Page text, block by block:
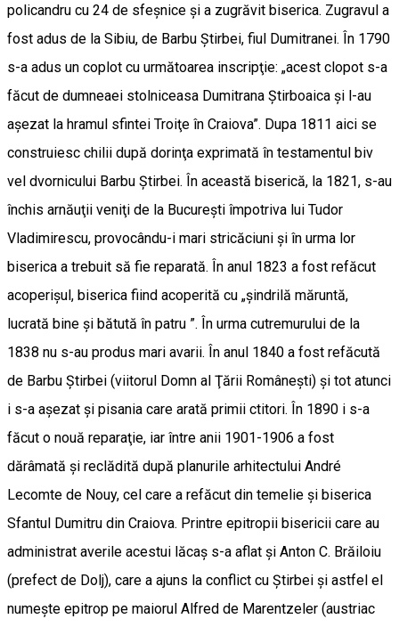
policandru cu 24 de sfeşnice şi a zugrăvit biserica. Zugravul a
fost adus de la Sibiu, de Barbu Ştirbei, fiul Dumitranei. În 1790
s-a adus un coplot cu următoarea inscripţie: „acest clopot s-a
făcut de dumneaei stolniceasa Dumitrana Ştirboaica şi l-au
aşezat la hramul sfintei Troiţe în Craiova”. Dupa 1811 aici se
construiesc chilii după dorinţa exprimată în testamentul biv
vel dvornicului Barbu Ştirbei. În această biserică, la 1821, s-au
închis arnăuţii veniţi de la Bucureşti împotriva lui Tudor
Vladimirescu, provocându-i mari stricăciuni şi în urma lor
biserica a trebuit să fie reparată. În anul 1823 a fost refăcut
acoperişul, biserica fiind acoperită cu „şindrilă măruntă,
lucrată bine şi bătută în patru ”. În urma cutremurului de la
1838 nu s-au produs mari avarii. În anul 1840 a fost refăcută
de Barbu Ştirbei (viitorul Domn al Ţării Româneşti) şi tot atunci
i s-a aşezat şi pisania care arată primii ctitori. În 1890 i s-a
făcut o nouă reparaţie, iar între anii 1901-1906 a fost
dărâmată şi reclădită după planurile arhitectului André
Lecomte de Nouy, cel care a refăcut din temelie şi biserica
Sfantul Dumitru din Craiova. Printre epitropii bisericii care au
administrat averile acestui lăcaş s-a aflat şi Anton C. Brăiloiu
(prefect de Dolj), care a ajuns la conflict cu Ştirbei şi astfel el
numeşte epitrop pe maiorul Alfred de Marentzeler (austriac